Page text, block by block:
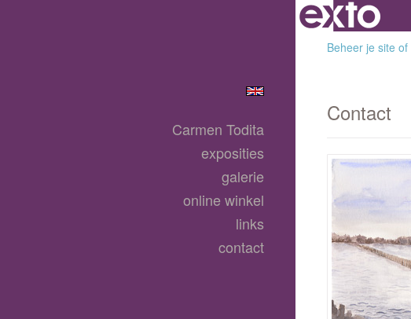
Beheer je site of
Contact
Carmen Todita
exposities
galerie
online winkel
links
contact